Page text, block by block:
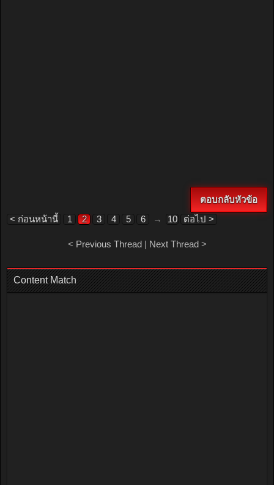
ตอบกลับหัวข้อ
< ก่อนหน้านี้
1 2 3 4 5 6 → 10 ต่อไป >
< Previous Thread| Next Thread>
Content Match